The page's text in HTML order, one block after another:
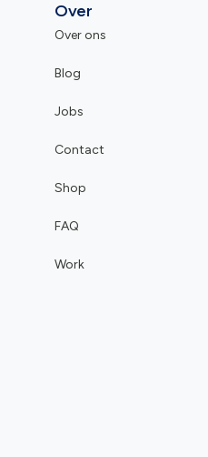
Over
Over ons
Blog
Jobs
Contact
Shop
FAQ
Work